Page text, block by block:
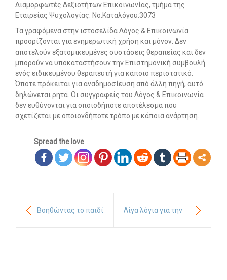
Διαμορφωτές Δεξιοτήτων Επικοινωνίας, τμήμα της
Εταιρείας Ψυχολογίας. Νο.Καταλόγου:3073
Τα γραφόμενα στην ιστοσελίδα Λόγος & Επικοινωνία
προορίζονται για ενημερωτική χρήση και μόνον. Δεν
αποτελούν εξατομικευμένες συστάσεις θεραπείας και δεν
μπορούν να υποκαταστήσουν την Επιστημονική συμβουλή
ενός ειδικευμένου θεραπευτή για κάποιο περιστατικό.
Όποτε πρόκειται για αναδημοσίευση από άλλη πηγή, αυτό
δηλώνεται ρητά. Οι συγγραφείς του Λόγος & Επικοινωνία
δεν ευθύνονται για οποιοδήποτε αποτέλεσμα που
σχετίζεται με οποιονδήποτε τρόπο με κάποια ανάρτηση.
Spread the love
Βοηθώντας το παιδί Λίγα λόγια για την